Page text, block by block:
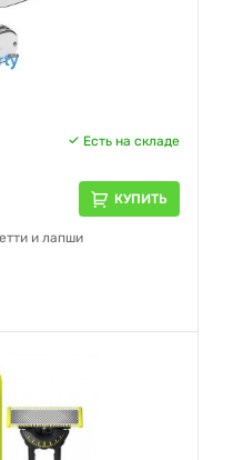
Есть на складе
КУПИТЬ
и лапши